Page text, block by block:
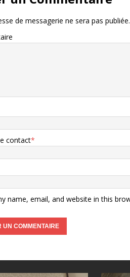
de messagerie ne sera pas publiée.
contact*
name, email, and website in this